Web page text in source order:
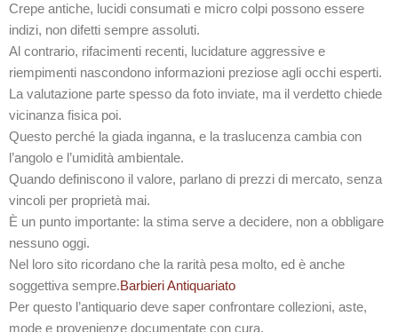
Crepe antiche, lucidi consumati e micro colpi possono essere
indizi, non difetti sempre assoluti.
Al contrario, rifacimenti recenti, lucidature aggressive e
riempimenti nascondono informazioni preziose agli occhi esperti.
La valutazione parte spesso da foto inviate, ma il verdetto chiede
vicinanza fisica poi.
Questo perché la giada inganna, e la traslucenza cambia con
l’angolo e l’umidità ambientale.
Quando definiscono il valore, parlano di prezzi di mercato, senza
vincoli per proprietà mai.
È un punto importante: la stima serve a decidere, non a obbligare
nessuno oggi.
Nel loro sito ricordano che la rarità pesa molto, ed è anche
soggettiva sempre.Barbieri Antiquariato
Per questo l’antiquario deve saper confrontare collezioni, aste,
mode e provenienze documentate con cura.